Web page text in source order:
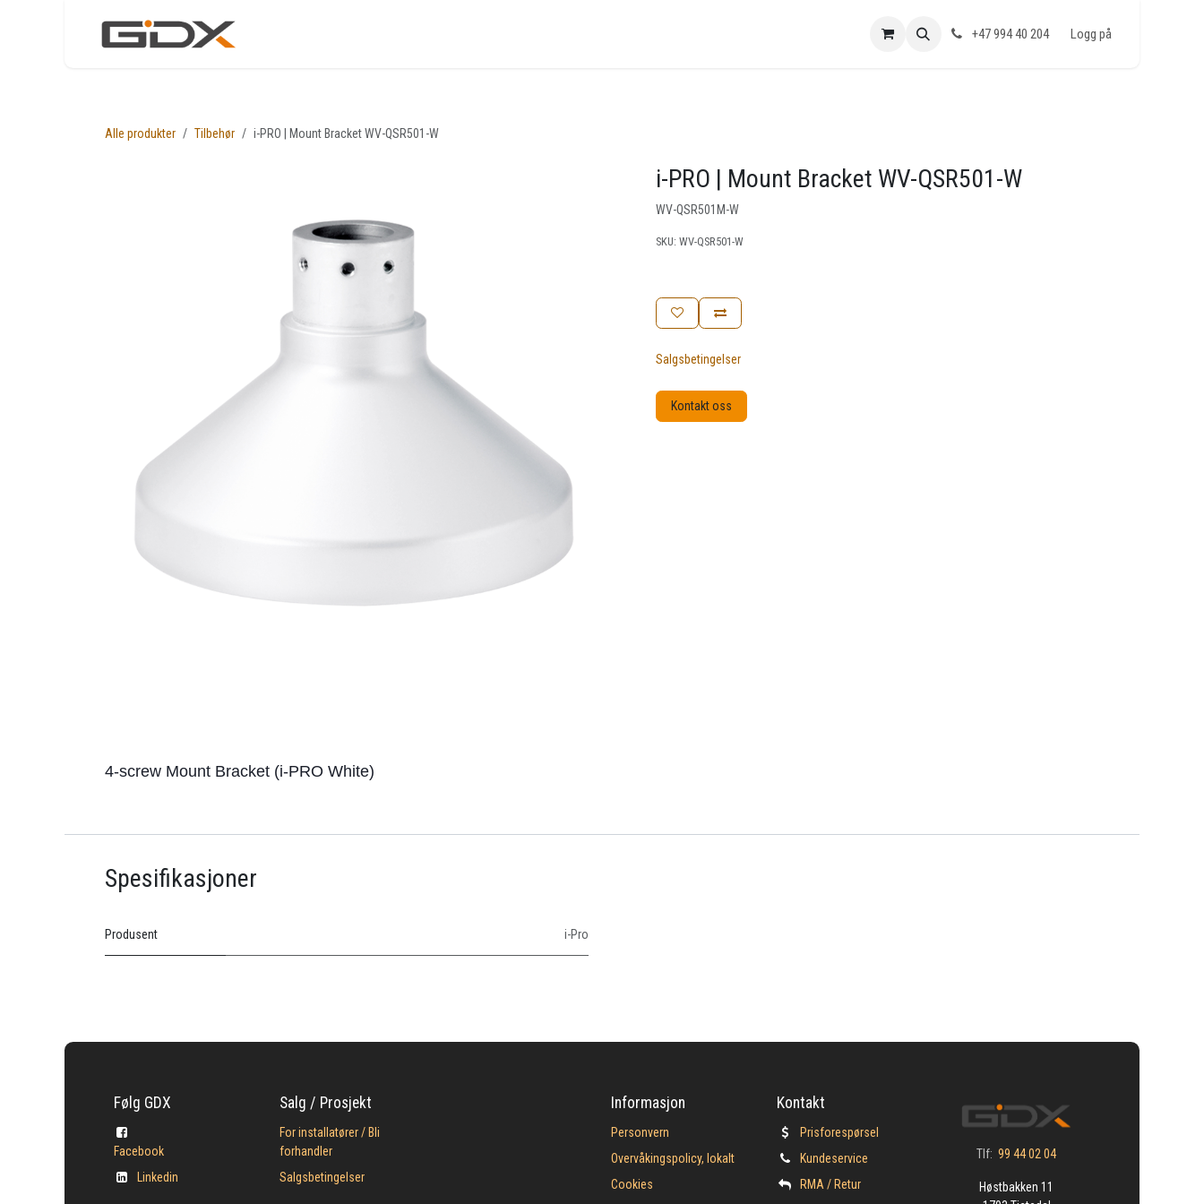
+47 994 40 204 Logg på
Alle produkter Tilbehør i-PRO | Mount Bracket WV-QSR501-W
i-PRO | Mount Bracket WV-QSR501-W
WV-QSR501M-W
SKU: WV-QSR501-W
Salgsbetingelser
Kontakt oss
4-screw Mount Bracket (i-PRO White)
Spesifikasjoner
Produsent i-Pro
Tlf: 99 44 02 04
Høstbakken 11
Følg GDX
Facebook
Linkedin
Kontakt
Prisforespørsel
Kundeservice
​RMA / Retur
Salg / Prosjekt
For installatører / Bli
forhandler
Salgsbetingelser
Informasjon
Personvern
Overvåkingspolicy, lokalt
Cookies